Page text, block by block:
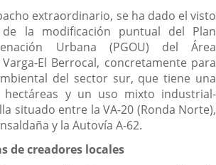
extraordinario, se ha dado el visto
la modificación puntual del Plan
Urbana (PGOU) del Área
El Berrocal, concretamente para
del sector sur, que tiene una
hectáreas y un uso mixto industrial-
situado entre la VA-20 (Ronda Norte),
y la Autovía A-62.
de creadores locales